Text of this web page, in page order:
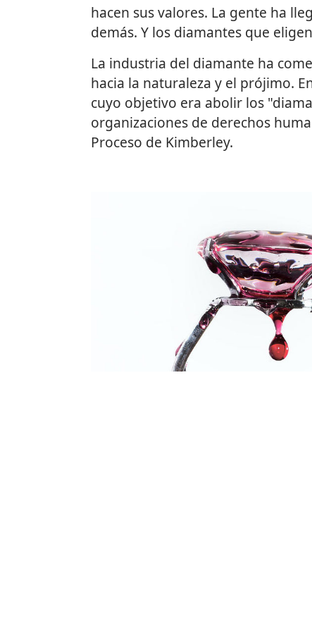
hacen sus valores. La gente ha
demás. Y los diamantes que
La industria del diamante ha
hacia la naturaleza y el prójimo.
cuyo objetivo era abolir los
organizaciones de derechos
Proceso de Kimberley.